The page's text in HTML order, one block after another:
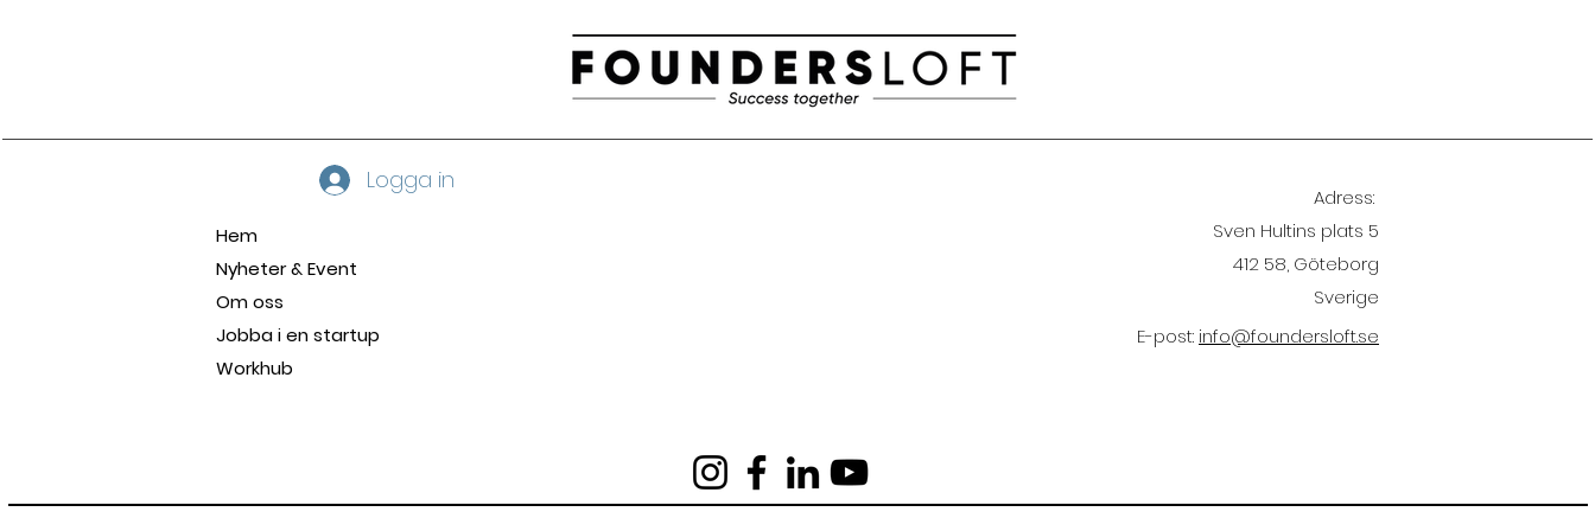
Chalmers
Logga in
Hem
Nyheter & Event
Om oss
Jobba i en startup
Workhub
Adress:
Sven Hultins plats 5
412 58, Göteborg
Sverige
E-post: info@foundersloft.se